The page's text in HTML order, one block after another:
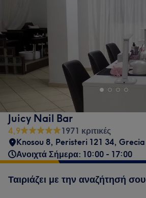
Juicy Nail Bar
4,9
1971 κριτικές
Knosou 8, Peristeri 121 34, Grecia
Ανοιχτά Σήμερα: 10:00 - 17:00
Ταιριάζει με την αναζήτησή σου